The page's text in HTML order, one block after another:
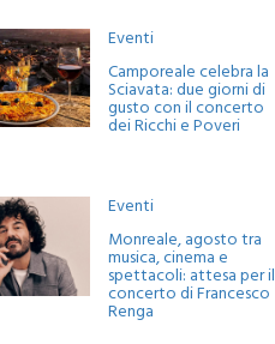
Eventi
Camporeale celebra la
Sciavata: due giorni di
gusto con il concerto
dei Ricchi e Poveri
Eventi
Monreale, agosto tra
musica, cinema e
spettacoli: attesa per il
concerto di Francesco
Renga